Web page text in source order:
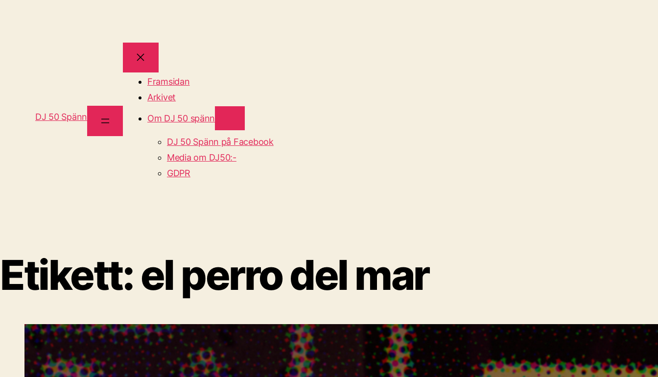
DJ 50 Spänn
Framsidan
Arkivet
Om DJ 50 spänn
DJ 50 Spänn på Facebook
Media om DJ50:-
GDPR
Etikett:el perro del mar